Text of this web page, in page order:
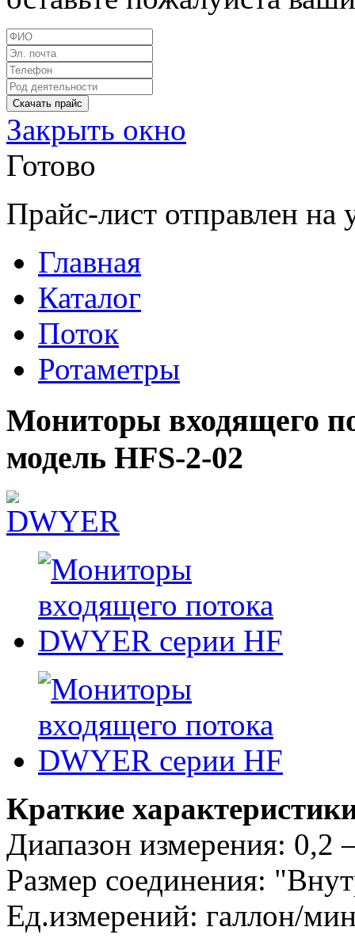
Закрыть окно
Готово
Прайс-лист отправлен
Главная
Каталог
Поток
Ротаметры
Мониторы входящего
модель HFS-2-02
Краткие
Диапазон измерения: 0,2
Размер соединения:
Ед.измерений: галлон/